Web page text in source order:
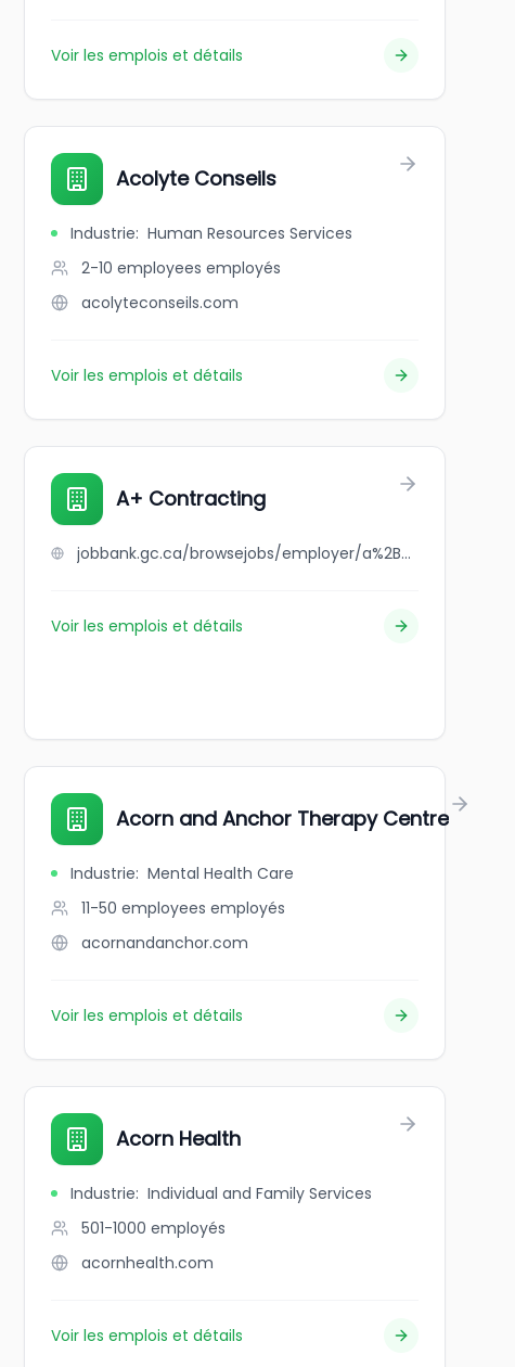
Voir les emplois et détails
Acolyte Conseils
Industrie: Human Resources Services
2-10 employees employés
acolyteconseils.com
Voir les emplois et détails
A+ Contracting
jobbank.gc.ca/browsejobs/employer/a%2B+contracting/ca
Voir les emplois et détails
Acorn and Anchor Therapy Centre
Industrie: Mental Health Care
11-50 employees employés
acornandanchor.com
Voir les emplois et détails
Acorn Health
Industrie: Individual and Family Services
501-1000 employés
acornhealth.com
Voir les emplois et détails